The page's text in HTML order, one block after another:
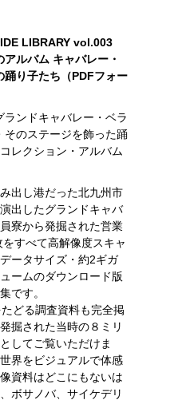
LIBRARY vol.003
アルバム キャバレー・
踊り子たち（PDFフォー
ランドキャバレー・ベラ
そのステージを飾った踊
レクション・アルバム
出し港だった北九州市
出したグランドキャバ
寮から発掘された営業
すべて高解像度スキャ
ータサイズ・約2ギガ
ームのダウンロード版
です。
どる調査資料も完全掲
掘された当時の８ミリ
してご覧いただけま
界をビジュアルで体感
資料はどこにもないは
ボサノバ、サイケデリ